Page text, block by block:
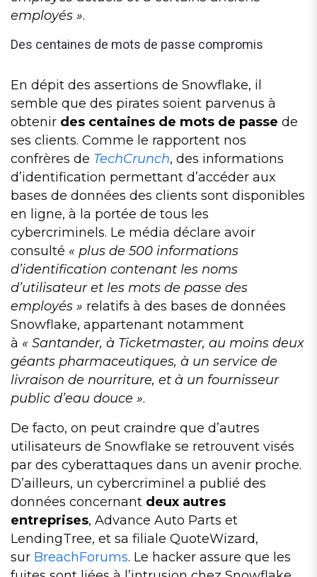
employés ».
Des centaines de mots de passe compromis
En dépit des assertions de Snowflake, il
semble que des pirates soient parvenus à
obtenir des centaines de mots de passe de
ses clients. Comme le rapportent nos
confrères de TechCrunch, des informations
d’identification permettant d’accéder aux
bases de données des clients sont disponibles
en ligne, à la portée de tous les
cybercriminels. Le média déclare avoir
consulté « plus de 500 informations
d’identification contenant les noms
d’utilisateur et les mots de passe des
employés » relatifs à des bases de données
Snowflake, appartenant notamment
à « Santander, à Ticketmaster, au moins deux
géants pharmaceutiques, à un service de
livraison de nourriture, et à un fournisseur
public d’eau douce ».
De facto, on peut craindre que d’autres
utilisateurs de Snowflake se retrouvent visés
par des cyberattaques dans un avenir proche.
D’ailleurs, un cybercriminel a publié des
données concernant deux autres
entreprises, Advance Auto Parts et
LendingTree, et sa filiale QuoteWizard,
sur BreachForums. Le hacker assure que les